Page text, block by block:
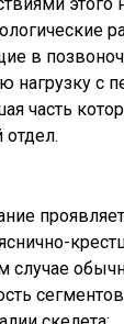
в
нагрузку с
часть
случае